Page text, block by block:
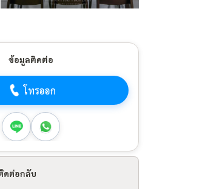
ข้อมูลติดต่อ
โทรออก
ดต่อกลับ